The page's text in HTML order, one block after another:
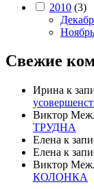
2010 (3)
Ноябрь
Свежие
Ирина к
Виктор
ТРУДНА
Елена к
Елена к
Виктор
КОЛОНКА